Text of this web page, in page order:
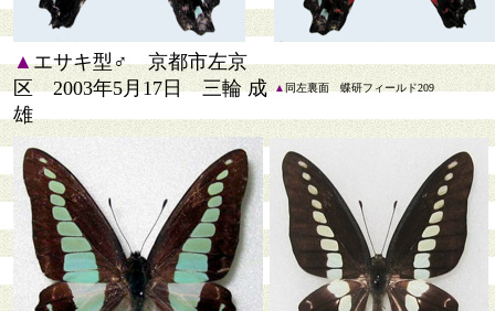
▲エサキ型♂ 京都市左京
区 2003年5月17日 三輪 成
雄
▲ 同左裏面 蝶研フィールド209